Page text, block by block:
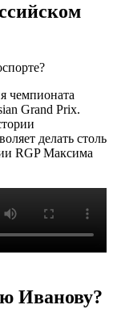
чемпионата
Grand Prix.
делать столь
RGP Максима
Иванову?